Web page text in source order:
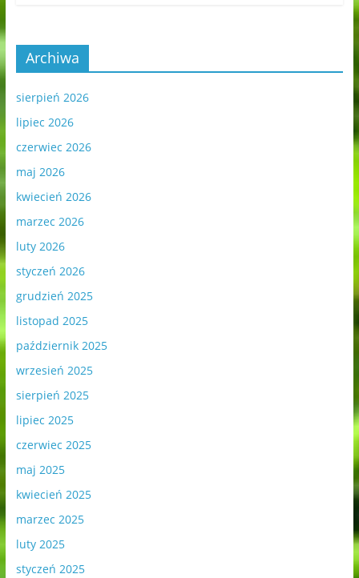
Archiwa
sierpień 2026
lipiec 2026
czerwiec 2026
maj 2026
kwiecień 2026
marzec 2026
luty 2026
styczeń 2026
grudzień 2025
listopad 2025
październik 2025
wrzesień 2025
sierpień 2025
lipiec 2025
czerwiec 2025
maj 2025
kwiecień 2025
marzec 2025
luty 2025
styczeń 2025